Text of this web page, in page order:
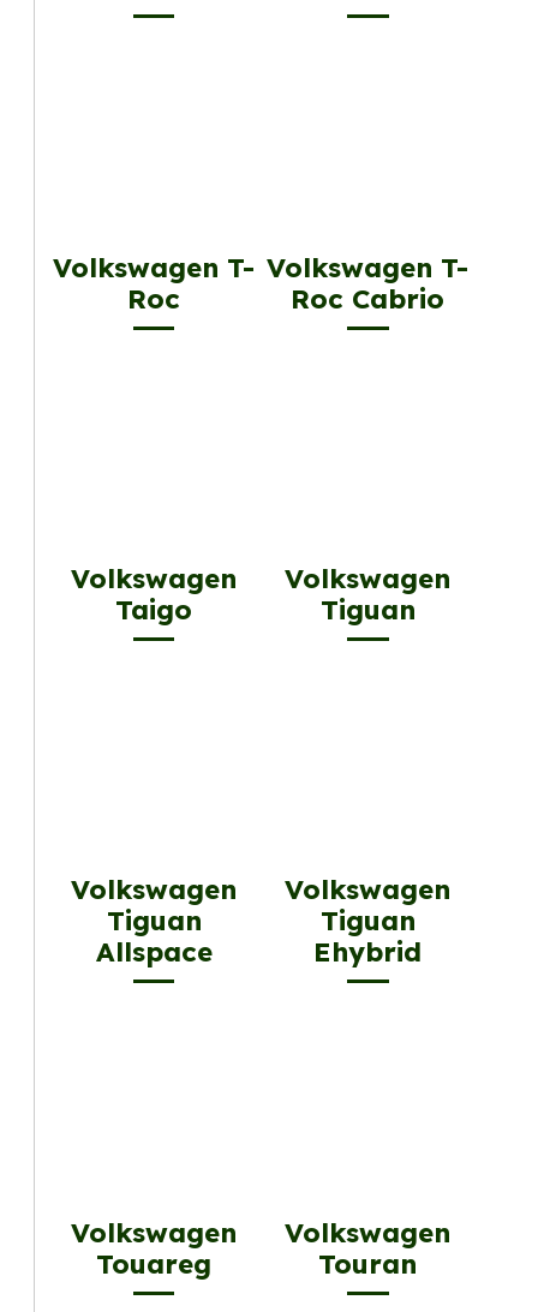
Volkswagen T-
Roc
Volkswagen T-
Roc Cabrio
Volkswagen
Taigo
Volkswagen
Tiguan
Volkswagen
Tiguan
Allspace
Volkswagen
Tiguan
Ehybrid
Volkswagen
Touareg
Volkswagen
Touran